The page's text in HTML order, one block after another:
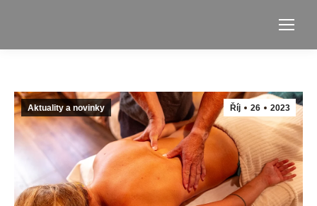
Říj 26 2023
Aktuality a novinky